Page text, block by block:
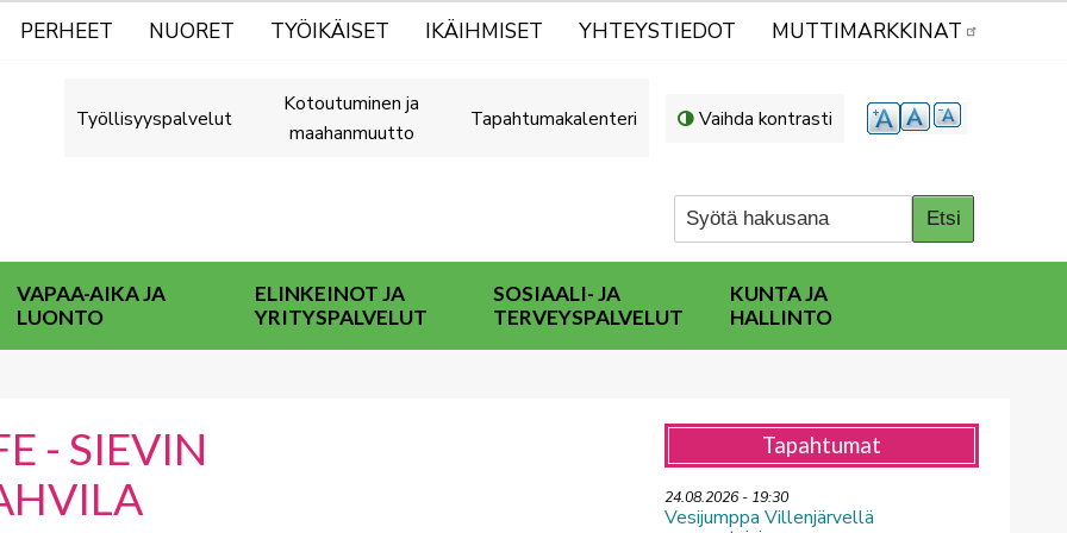
PERHEET NUORET TYÖIKÄISET IKÄIHMISET YHTEYSTIEDOT MUTTIMARKKINAT
Työllisyyspalvelut
Kotoutuminen ja
maahanmuutto
Tapahtumakalenteri Vaihda kontrasti
VAPAA-AIKA JA
LUONTO
ELINKEINOT JA
YRITYSPALVELUT
SOSIAALI- JA
TERVEYSPALVELUT
KUNTA JA
HALLINTO
- SIEVIN
Tapahtumat
24.08.2026 - 19:30
Vesijumppa Villenjärvellä